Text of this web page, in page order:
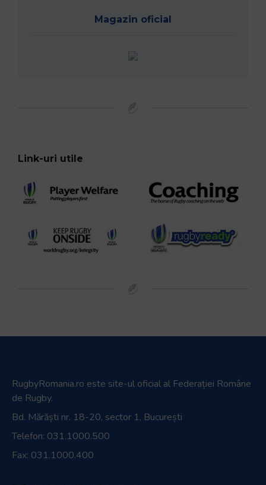
Magazin oficial
Link-uri utile
RugbyRomania.ro este site-ul oficial al Federației Române
de Rugby.
Bd. Mărăști nr. 18-20, sector 1, București
Telefon: 031.1000.500
Fax: 031.1000.400